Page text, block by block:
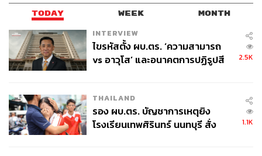
TODAY WEEK MONTH
INTERVIEW
ไขรหัสตั้ง ผบ.ตร. ‘ความสามารถ
vs อาวุโส’ และอนาคตการปฏิรูปสี
2.5K
THAILAND
รอง ผบ.ตร. บัญชาการเหตุยิง
โรงเรียนเทพศิรินทร์ นนทบุรี สั่ง
1.1K